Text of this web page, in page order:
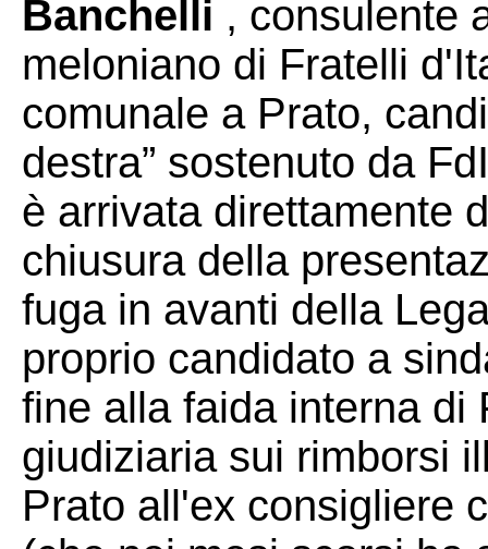
Banchelli , consulente
meloniano di Fratelli
comunale a Prato,
destra” sostenuto da
è arrivata direttamente
chiusura della
fuga in avanti della
proprio candidato a
fine alla faida interna di
giudiziaria sui rimborsi
Prato all'ex consigliere